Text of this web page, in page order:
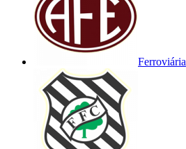
Ferroviária